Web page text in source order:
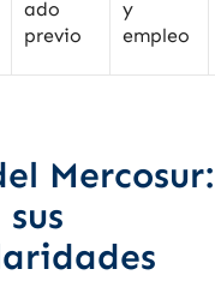
ado
previo
y
empleo